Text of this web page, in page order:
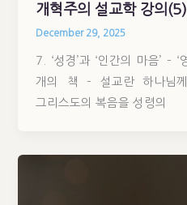
개혁주의 설교학 강의
December 29, 2025
7. ‘성경’과 ‘인간의 마음’ –
개의 책 – 설교란 하나님
그리스도의 복음을 성령의